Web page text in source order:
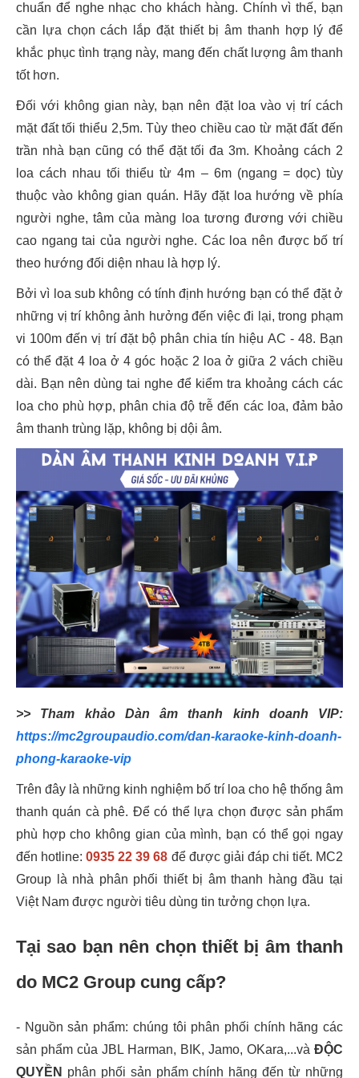
chuẩn để nghe nhạc cho khách hàng. Chính vì thế, bạn
cần lựa chọn cách lắp đặt thiết bị âm thanh hợp lý để
khắc phục tình trạng này, mang đến chất lượng âm thanh
tốt hơn.
Đối với không gian này, bạn nên đặt loa vào vị trí cách
mặt đất tối thiểu 2,5m. Tùy theo chiều cao từ mặt đất đến
trần nhà bạn cũng có thể đặt tối đa 3m. Khoảng cách 2
loa cách nhau tối thiểu từ 4m – 6m (ngang = dọc) tùy
thuộc vào không gian quán. Hãy đặt loa hướng về phía
người nghe, tâm của màng loa tương đương với chiều
cao ngang tai của người nghe. Các loa nên được bố trí
theo hướng đối diện nhau là hợp lý.
Bởi vì loa sub không có tính định hướng bạn có thể đặt ở
những vị trí không ảnh hưởng đến việc đi lại, trong phạm
vi 100m đến vị trí đặt bộ phân chia tín hiệu AC - 48. Bạn
có thể đặt 4 loa ở 4 góc hoặc 2 loa ở giữa 2 vách chiều
dài. Bạn nên dùng tai nghe để kiểm tra khoảng cách các
loa cho phù hợp, phân chia độ trễ đến các loa, đảm bảo
âm thanh trùng lặp, không bị dội âm.
>> Tham khảo Dàn âm thanh kinh doanh VIP:
https://mc2groupaudio.com/dan-karaoke-kinh-doanh-
phong-karaoke-vip
Trên đây là những kinh nghiệm bố trí loa cho hệ thống âm
thanh quán cà phê. Để có thể lựa chọn được sản phẩm
phù hợp cho không gian của mình, bạn có thể gọi ngay
đến hotline:0935 22 39 68 để được giải đáp chi tiết. MC2
Group là nhà phân phối thiết bị âm thanh hàng đầu tại
Việt Nam được người tiêu dùng tin tưởng chọn lựa.
Tại sao bạn nên chọn thiết bị âm thanh
do MC2 Group cung cấp?
- Nguồn sản phẩm: chúng tôi phân phối chính hãng các
sản phẩm của JBL Harman, BIK, Jamo, OKara,...và ĐỘC
QUYỀN phân phối sản phẩm chính hãng đến từ những